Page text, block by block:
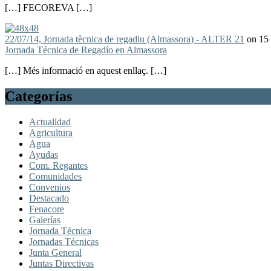
[…] FECOREVA […]
22/07/14, Jornada tècnica de regadiu (Almassora) - ALTER 21 on 15
Jornada Técnica de Regadío en Almassora
[…] Més informació en aquest enllaç. […]
Categorías
Actualidad
Agricultura
Agua
Ayudas
Com. Regantes
Comunidades
Convenios
Destacado
Fenacore
Galerías
Jornada Técnica
Jornadas Técnicas
Junta General
Juntas Directivas